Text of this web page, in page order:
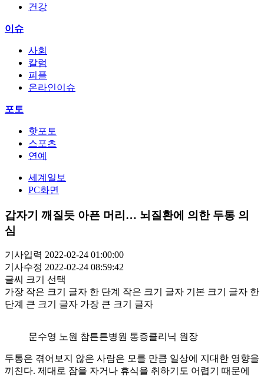
건강
이슈
사회
칼럼
피플
온라인이슈
포토
핫포토
스포츠
연예
세계일보
PC화면
갑자기 깨질듯 아픈 머리… 뇌질환에 의한 두통 의
심
기사입력 2022-02-24 01:00:00
기사수정 2022-02-24 08:59:42
글씨 크기 선택
가장 작은 크기 글자 한 단계 작은 크기 글자 기본 크기 글자 한
단계 큰 크기 글자 가장 큰 크기 글자
문수영 노원 참튼튼병원 통증클리닉 원장
두통은 겪어보지 않은 사람은 모를 만큼 일상에 지대한 영향을
끼친다. 제대로 잠을 자거나 휴식을 취하기도 어렵기 때문에